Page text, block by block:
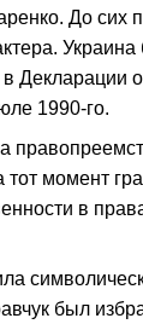
До сих
Декларации
1990-го.
момент
в
был